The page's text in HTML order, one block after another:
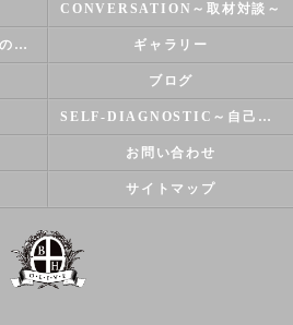
CONVERSATION～取材対談～
SETTLEMENT～クリセンのズバリ解決シリーズ～ ギャラリー
ブログ
SELF-DIAGNOSTIC～自己診断～
お問い合わせ
サイトマップ